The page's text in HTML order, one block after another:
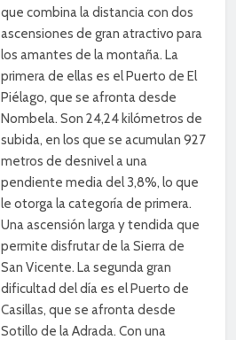
que combina la distancia con dos
ascensiones de gran atractivo para
los amantes de la montaña. La
primera de ellas es el Puerto de El
Piélago, que se afronta desde
Nombela. Son 24,24 kilómetros de
subida, en los que se acumulan 927
metros de desnivel a una
pendiente media del 3,8%, lo que
le otorga la categoría de primera.
Una ascensión larga y tendida que
permite disfrutar de la Sierra de
San Vicente. La segunda gran
dificultad del día es el Puerto de
Casillas, que se afronta desde
Sotillo de la Adrada. Con una